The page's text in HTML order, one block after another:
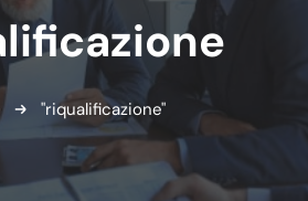
"riqualificazione"